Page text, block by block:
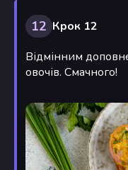
12 Крок 12
Відмінним
овочів. Смачного!